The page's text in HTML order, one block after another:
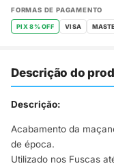
FORMAS DE PAGAMENTO
PIX 8% OFF VISA
Descrição do
Descrição:
Acabamento da
de época.
Utilizado nos Fuscas